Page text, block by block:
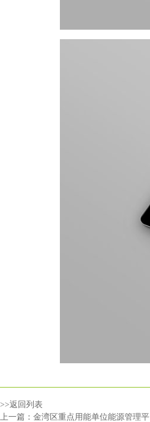
>>返回列表
上一篇： 金湾区重点用能单位能源管理